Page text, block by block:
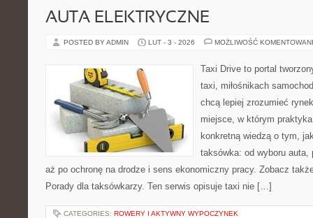
AUTA ELEKTRYCZNE
POSTED BY ADMIN LUT - 3 - 2026 MOŻLIWOŚĆ
Taxi Drive to portal
taxi, miłośnikach
chcą lepiej zrozumieć
miejsce, w którym
konkretną wiedzą o tym,
taksówka: od wyboru
aż po ochronę na drodze i sens ekonomiczny pracy. Zobacz
Porady dla taksówkarzy. Ten serwis opisuje taxi nie […]
CATEGORIES: ROWERY I AKTYWNY WYPOCZYNEK